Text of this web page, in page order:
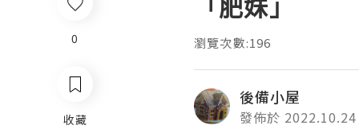
「肥妹」
瀏覽次數:196
後備小屋
發佈於 2022.10.24
0
收藏